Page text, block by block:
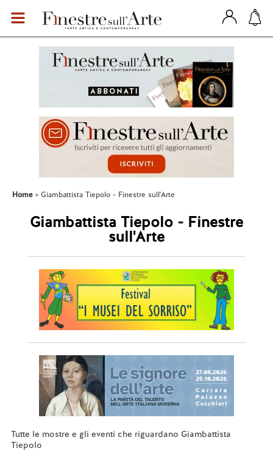
Home Giambattista Tiepolo - Finestre sull'Arte
Giambattista Tiepolo - Finestre
sull'Arte
Tutte le mostre e gli eventi che riguardano Giambattista
Tiepolo